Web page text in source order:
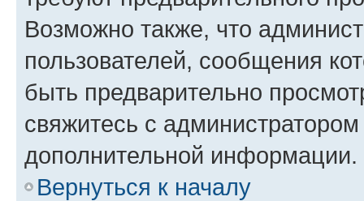
Возможно также, что
пользователей, сообщения
быть предварительно
свяжитесь с
дополнительной информации.
Вернуться к началу